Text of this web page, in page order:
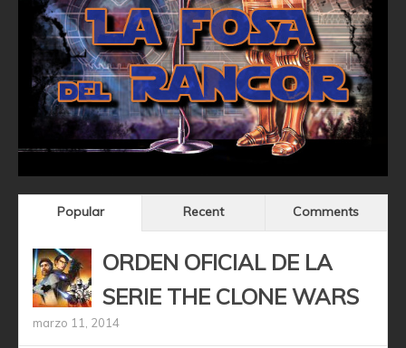
Popular Recent Comments
ORDEN OFICIAL DE LA
SERIE THE CLONE WARS
marzo 11, 2014